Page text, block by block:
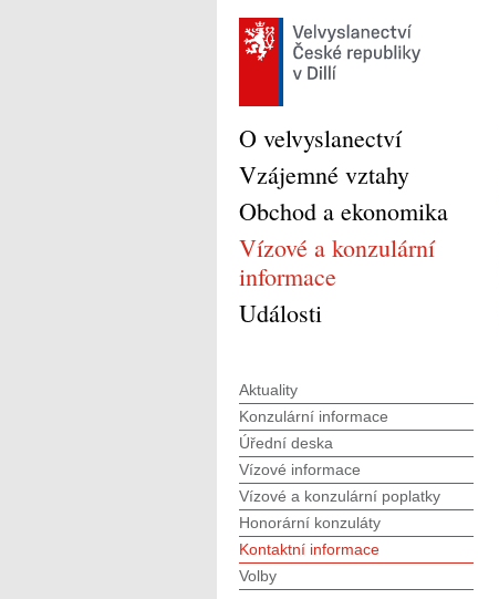
O velvyslanectví
Vzájemné vztahy
Obchod a ekonomika
Vízové a konzulární
informace
Události
Aktuality
Konzulární informace
Úřední deska
Vízové informace
Vízové a konzulární poplatky
Honorární konzuláty
Kontaktní informace
Volby